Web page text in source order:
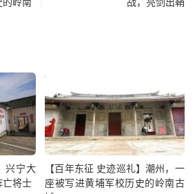
兴宁大
亡将士
【百年东征 史迹巡礼】潮州，一
座被写进黄埔军校历史的岭南古